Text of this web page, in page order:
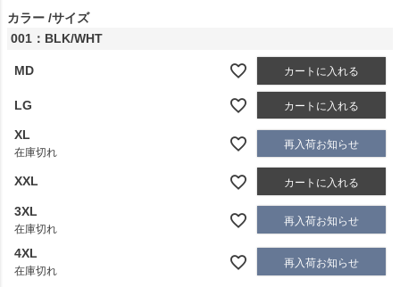
カラー サイズ
001：BLK/WHT
MD カートに入れる
LG カートに入れる
XL
在庫切れ
再入荷お知らせ
XXL カートに入れる
3XL
在庫切れ
再入荷お知らせ
4XL
在庫切れ
再入荷お知らせ